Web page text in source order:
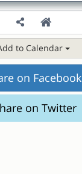
to Calendar
on Facebook
on Twitter